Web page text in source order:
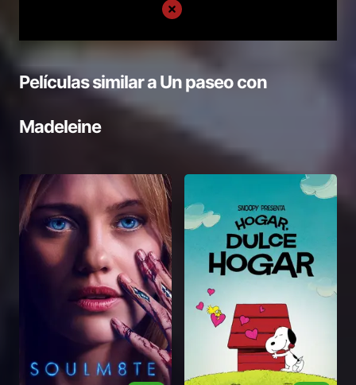
Películas similar aUn paseo con
Madeleine